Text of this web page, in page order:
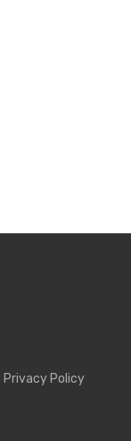
Privacy Policy